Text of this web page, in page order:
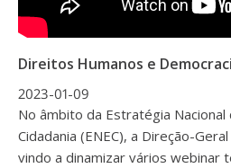
Direitos Humanos e
2023-01-09
No âmbito da Estratégia Nacional
Cidadania (ENEC), a Direção-
vindo a dinamizar vários webinar